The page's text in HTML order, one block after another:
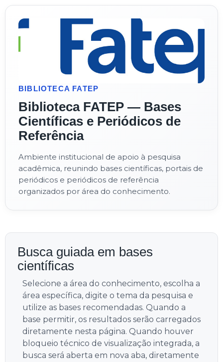
BIBLIOTECA FATEP
Biblioteca FATEP — Bases
Científicas e Periódicos de
Referência
Ambiente institucional de apoio à pesquisa
acadêmica, reunindo bases científicas, portais de
periódicos e periódicos de referência
organizados por área do conhecimento.
Busca guiada em bases
científicas
Selecione a área do conhecimento, escolha a
área específica, digite o tema da pesquisa e
utilize as bases recomendadas. Quando a
base permitir, os resultados serão carregados
diretamente nesta página. Quando houver
bloqueio técnico de visualização integrada, a
busca será aberta em nova aba, diretamente